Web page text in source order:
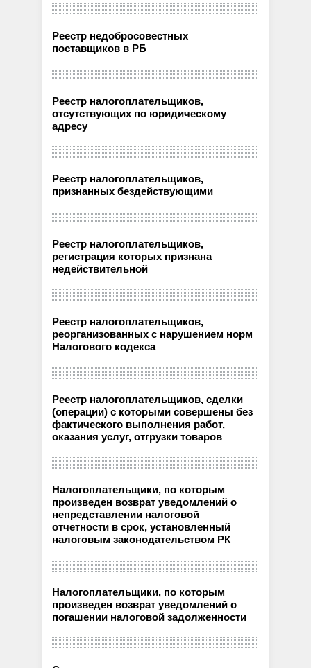
Реестр недобросовестных
поставщиков в РБ
Реестр налогоплательщиков,
отсутствующих по юридическому
адресу
Реестр налогоплательщиков,
признанных бездействующими
Реестр налогоплательщиков,
регистрация которых признана
недействительной
Реестр налогоплательщиков,
реорганизованных с нарушением норм
Налогового кодекса
Реестр налогоплательщиков, сделки
(операции) с которыми совершены без
фактического выполнения работ,
оказания услуг, отгрузки товаров
Налогоплательщики, по которым
произведен возврат уведомлений о
непредставлении налоговой
отчетности в срок, установленный
налоговым законодательством РК
Налогоплательщики, по которым
произведен возврат уведомлений о
погашении налоговой задолженности